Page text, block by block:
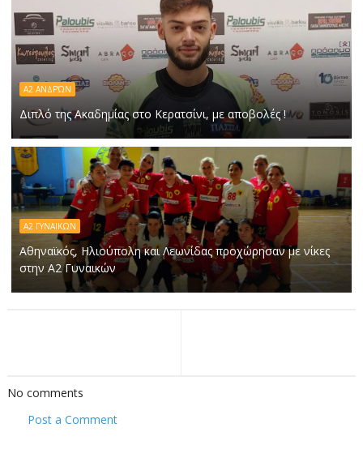
Α2 ΑΝΔΡΏΝ
Διπλό της Ακαδημίας στο Κερατσίνι, με αποβολές !
Α2 ΓΥΝΑΙΚΩΝ
Αθηναϊκός, Ηλιούπολη και Λεωνίδας προχώρησαν με νίκες
στην Α2 Γυναικών
No comments
Post a Comment